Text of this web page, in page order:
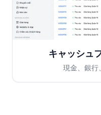
キャッシュ
現金、銀行